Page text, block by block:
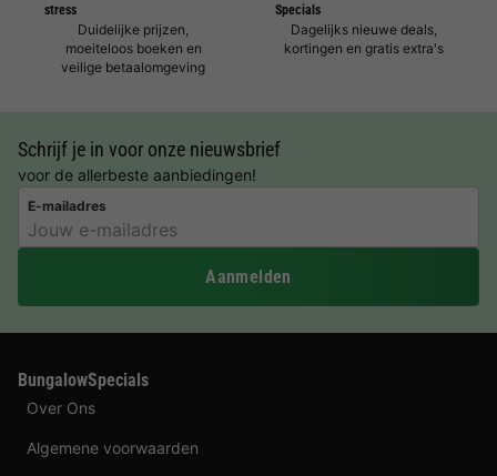
stress
Duidelijke prijzen,
moeiteloos boeken en
veilige betaalomgeving
Specials
Dagelijks nieuwe deals,
kortingen en gratis extra's
Schrijf je in voor onze nieuwsbrief
voor de allerbeste aanbiedingen!
E-mailadres
Aanmelden
BungalowSpecials
Over Ons
Algemene voorwaarden